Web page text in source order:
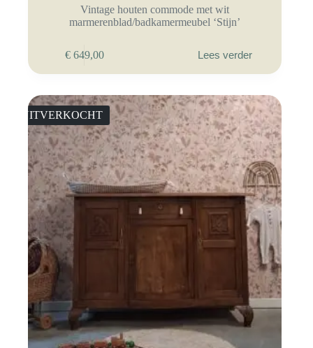
Vintage houten commode met wit
marmerenblad/badkamermeubel ‘Stijn’
€649,00 Lees verder
UITVERKOCHT